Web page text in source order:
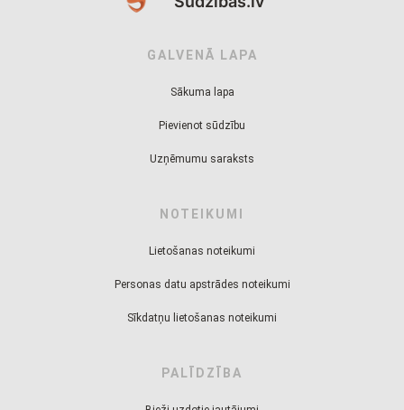
GALVENĀ LAPA
Sākuma lapa
Pievienot sūdzību
Uzņēmumu saraksts
NOTEIKUMI
Lietošanas noteikumi
Personas datu apstrādes noteikumi
Sīkdatņu lietošanas noteikumi
PALĪDZĪBA